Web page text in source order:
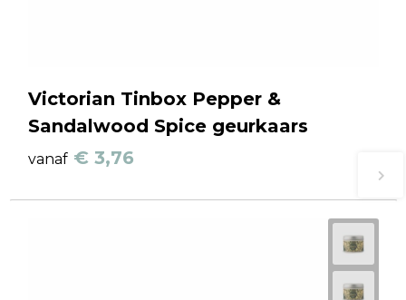
Victorian Tinbox Pepper &
Sandalwood Spice geurkaars
vanaf € 3,76